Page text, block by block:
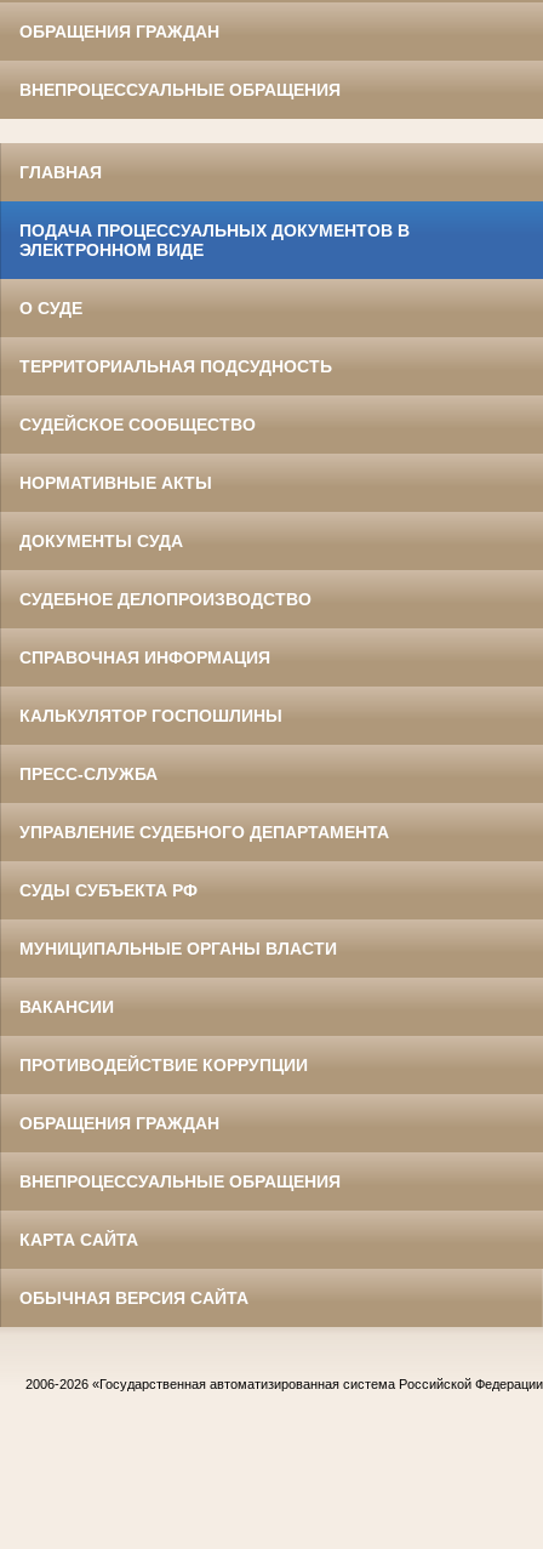
ОБРАЩЕНИЯ ГРАЖДАН
ВНЕПРОЦЕССУАЛЬНЫЕ ОБРАЩЕНИЯ
ГЛАВНАЯ
ПОДАЧА ПРОЦЕССУАЛЬНЫХ ДОКУМЕНТОВ В
ЭЛЕКТРОННОМ ВИДЕ
О СУДЕ
ТЕРРИТОРИАЛЬНАЯ ПОДСУДНОСТЬ
СУДЕЙСКОЕ СООБЩЕСТВО
НОРМАТИВНЫЕ АКТЫ
ДОКУМЕНТЫ СУДА
СУДЕБНОЕ ДЕЛОПРОИЗВОДСТВО
СПРАВОЧНАЯ ИНФОРМАЦИЯ
КАЛЬКУЛЯТОР ГОСПОШЛИНЫ
ПРЕСС-СЛУЖБА
УПРАВЛЕНИЕ СУДЕБНОГО ДЕПАРТАМЕНТА
СУДЫ СУБЪЕКТА РФ
МУНИЦИПАЛЬНЫЕ ОРГАНЫ ВЛАСТИ
ВАКАНСИИ
ПРОТИВОДЕЙСТВИЕ КОРРУПЦИИ
ОБРАЩЕНИЯ ГРАЖДАН
ВНЕПРОЦЕССУАЛЬНЫЕ ОБРАЩЕНИЯ
КАРТА САЙТА
ОБЫЧНАЯ ВЕРСИЯ САЙТА
2006-2026 «Государственная автоматизированная система Российской